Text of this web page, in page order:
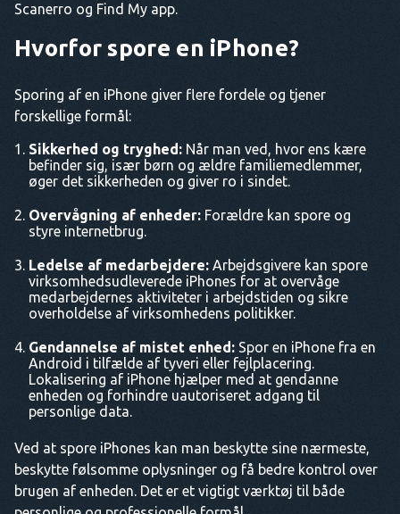
Scanerro og Find My app.
Hvorfor spore en iPhone?
Sporing af en iPhone giver flere fordele og tjener
forskellige formål:
Sikkerhed og tryghed: Når man ved, hvor ens kære
befinder sig, især børn og ældre familiemedlemmer,
øger det sikkerheden og giver ro i sindet.
Overvågning af enheder: Forældre kan spore og
styre internetbrug.
Ledelse af medarbejdere: Arbejdsgivere kan spore
virksomhedsudleverede iPhones for at overvåge
medarbejdernes aktiviteter i arbejdstiden og sikre
overholdelse af virksomhedens politikker.
Gendannelse af mistet enhed: Spor en iPhone fra en
Android i tilfælde af tyveri eller fejlplacering.
Lokalisering af iPhone hjælper med at gendanne
enheden og forhindre uautoriseret adgang til
personlige data.
Ved at spore iPhones kan man beskytte sine nærmeste,
beskytte følsomme oplysninger og få bedre kontrol over
brugen af enheden. Det er et vigtigt værktøj til både